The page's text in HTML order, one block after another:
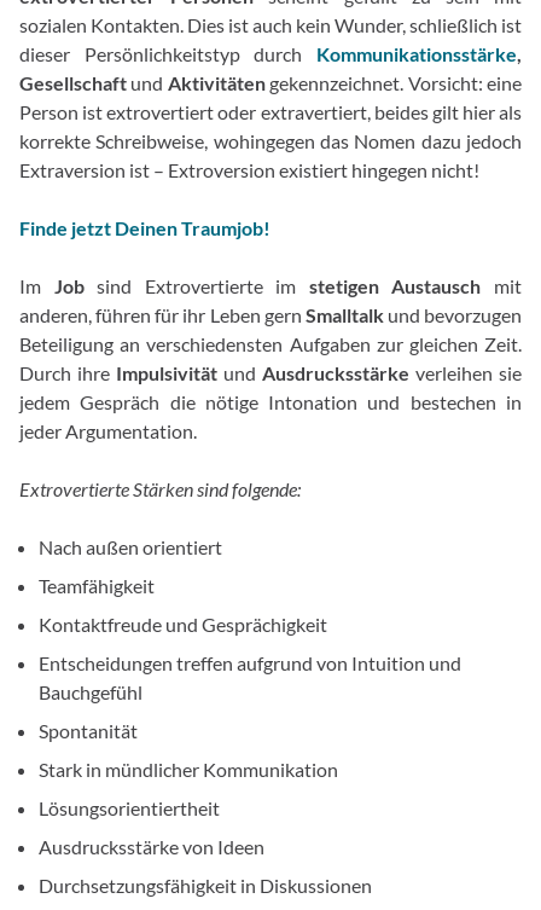
sozialen Kontakten. Dies ist auch kein Wunder, schließlich ist
dieser Persönlichkeitstyp durch Kommunikationsstärke
Gesellschaft und Aktivitätengekennzeichnet. Vorsicht: eine
Person ist extrovertiert oder extravertiert, beides gilt hier als
korrekte Schreibweise, wohingegen das Nomen dazu jedoch
Extraversion ist – Extroversion existiert hingegen nicht!
Finde jetzt Deinen Traumjob!
Im Jobsind Extrovertierte im stetigen Austausch mit
anderen, führen für ihr Leben gern Smalltalkund bevorzugen
Beteiligung an verschiedensten Aufgaben zur gleichen Zeit.
Durch ihre Impulsivität und Ausdrucksstärke verleihen sie
jedem Gespräch die nötige Intonation und bestechen in
jeder Argumentation.
Extrovertierte Stärken sind folgende:
Nach außen orientiert
Teamfähigkeit
Kontaktfreude und Gesprächigkeit
Entscheidungen treffen aufgrund von Intuition und
Bauchgefühl
Spontanität
Stark in mündlicher Kommunikation
Lösungsorientiertheit
Ausdrucksstärke von Ideen
Durchsetzungsfähigkeit in Diskussionen